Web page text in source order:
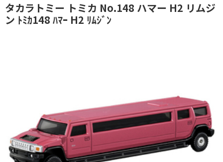
タカラトミー トミカ No.148 ハマー H2 リムジ
ン ﾄﾐｶ148 ﾊﾏｰ H2 ﾘﾑｼﾞﾝ